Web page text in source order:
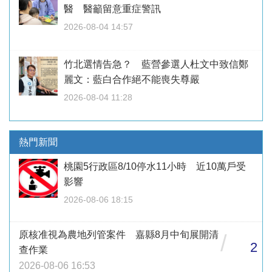
醫 醫籲留意重症警訊
2026-08-04 14:57
竹北選情告急？ 藍營參選人杜文中致信鄭
麗文：藍白合作絕不能喪失尊嚴
2026-08-04 11:28
熱門新聞
桃園5行政區8/10停水11小時 近10萬戶受
影響
2026-08-06 18:15
原核准視為農地列管案件 嘉縣8月中旬展開清
查作業
2026-08-06 16:53
/ 2